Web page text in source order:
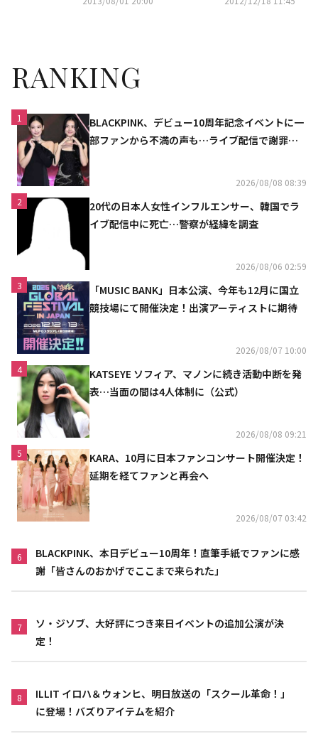
RANKING
1
BLACKPINK、デビュー10周年記念イベントに一
部ファンから不満の声も…ライブ配信で謝罪
2026/08/08 08:39
2
20代の日本人女性インフルエンサー、韓国でラ
イブ配信中に死亡…警察が経緯を調査
2026/08/06 02:59
3
「MUSIC BANK」日本公演、今年も12月に国立
競技場にて開催決定！出演アーティストに期待
2026/08/07 10:00
4
KATSEYE ソフィア、マノンに続き活動中断を発
表…当面の間は4人体制に（公式）
2026/08/08 09:21
5
KARA、10月に日本ファンコンサート開催決定！
延期を経てファンと再会へ
2026/08/07 03:42
6
BLACKPINK、本日デビュー10周年！直筆手紙でファンに感
謝「皆さんのおかげでここまで来られた」
7
ソ・ジソブ、大好評につき来日イベントの追加公演が決
定！
8
ILLIT イロハ＆ウォンヒ、明日放送の「スクール革命！」
に登場！バズりアイテムを紹介